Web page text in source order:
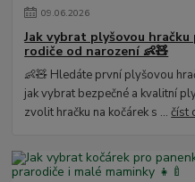
09.06.2026
Jak vybrat plyšovou
rodiče od narození 👶🧸
👶🧸 Hledáte první plyšovou
jak vybrat bezpečné a kvalitní
zvolit hračku na kočárek s ...číst